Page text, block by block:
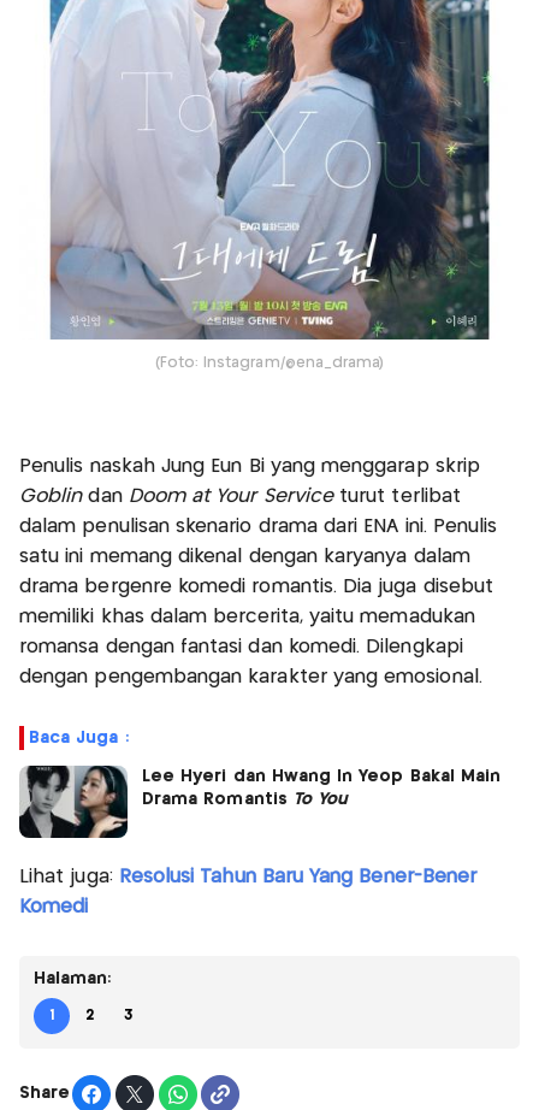
(Foto: Instagram/@ena_drama)
Penulis naskah Jung Eun Bi yang menggarap skrip
Goblindan Doom at Your Serviceturut terlibat
dalam penulisan skenario drama dari ENA ini. Penulis
satu ini memang dikenal dengan karyanya dalam
drama bergenre komedi romantis. Dia juga disebut
memiliki khas dalam bercerita, yaitu memadukan
romansa dengan fantasi dan komedi. Dilengkapi
dengan pengembangan karakter yang emosional.
Baca Juga :
Lee Hyeri dan Hwang In Yeop Bakal Main
Drama Romantis To You
Lihat juga: Resolusi Tahun Baru Yang Bener-Bener
Komedi
Halaman:
1 2 3
Share